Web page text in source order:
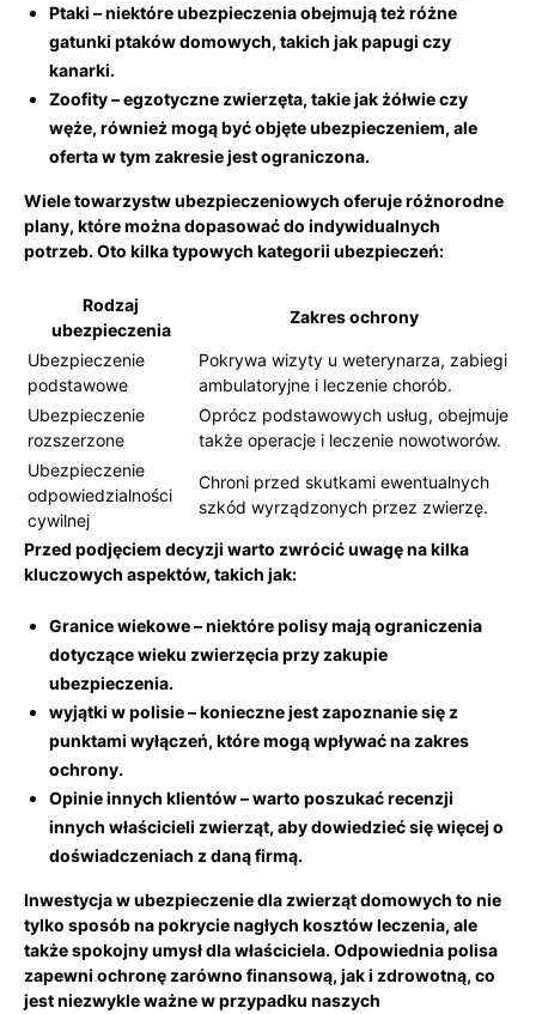
Ptaki –⁤ niektóre ubezpieczenia obejmują też różne
⁣gatunki⁢ ptaków‍ domowych, takich jak papugi czy
kanarki.
Zoofity– egzotyczne ‌zwierzęta, takie jak żółwie czy​
węże,‍ również mogą ​być objęte‌ ubezpieczeniem, ale
oferta w tym zakresie jest ograniczona.
Wiele towarzystw ubezpieczeniowych oferuje‍ różnorodne
plany, które można dopasować do indywidualnych
potrzeb. Oto ‌kilka typowych kategorii ubezpieczeń:
Rodzaj
⁣ubezpieczenia
Zakres ochrony
Ubezpieczenie
⁢podstawowe
Pokrywa wizyty u ⁣weterynarza, zabiegi
ambulatoryjne i leczenie chorób.
Ubezpieczenie
rozszerzone
Oprócz podstawowych usług, obejmuje
także ⁢operacje ‍i leczenie nowotworów.
Ubezpieczenie
odpowiedzialności
cywilnej
Chroni przed skutkami ewentualnych
szkód‍ wyrządzonych przez zwierzę.
Przed podjęciem decyzji warto zwrócić uwagę na kilka
kluczowych aspektów, takich⁣ jak:
Granice wiekowe– niektóre polisy mają ograniczenia
dotyczące wieku zwierzęcia przy zakupie
ubezpieczenia.
wyjątki w polisie– konieczne jest zapoznanie się z
punktami wyłączeń, które mogą wpływać na⁤ zakres
ochrony.
Opinie innych klientów– warto poszukać⁢ recenzji
innych właścicieli zwierząt, ⁣aby ⁢dowiedzieć się więcej o
doświadczeniach z daną firmą.
Inwestycja w ubezpieczenie dla zwierząt domowych to nie
⁣tylko sposób na pokrycie nagłych kosztów leczenia,⁢ ale
także spokojny umysł dla właściciela. Odpowiednia ⁣polisa
zapewni ochronę zarówno finansową, jak i ‍zdrowotną,⁢ co​
jest niezwykle​ ważne w przypadku naszych